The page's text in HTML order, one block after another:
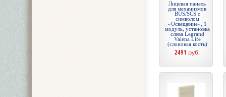
Лицевая панель
для механизмов
BUS/SCS с
символом
«Освещение», 1
модуль, установка
слева Legrand
Valena Life
(слоновая кость)
2491 руб.